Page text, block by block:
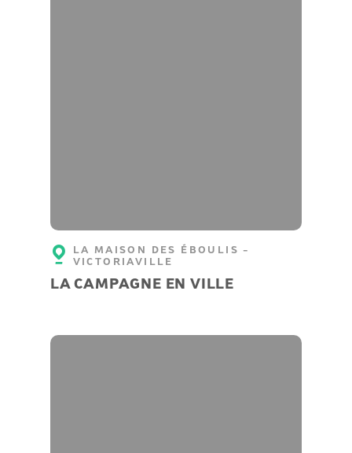
LA MAISON DES ÉBOULIS -
VICTORIAVILLE
LA CAMPAGNE EN VILLE